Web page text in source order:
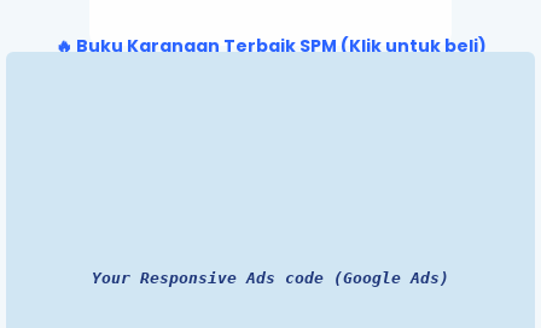
🔥 Buku Karangan Terbaik SPM (Klik untuk beli)
Your Responsive Ads code (Google Ads)